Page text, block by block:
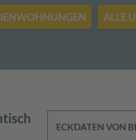
ALLE
ECKDATEN VON